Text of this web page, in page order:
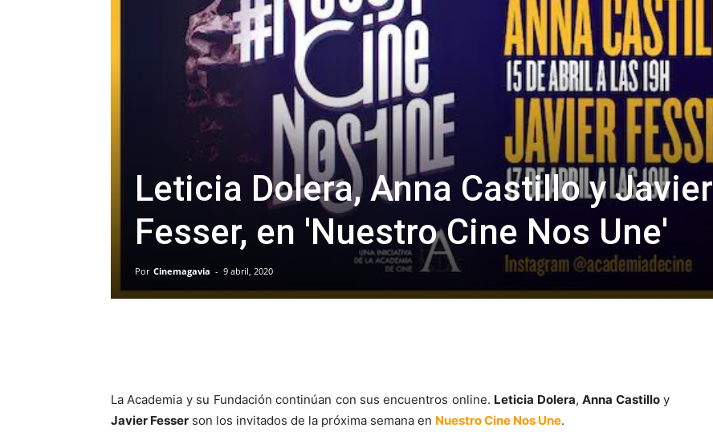
Leticia Dolera, Anna Castillo y Javier
Fesser, en 'Nuestro Cine Nos Une'
Por Cinemagavia - 9 abril, 2020
La Academia y su Fundación continúan con sus encuentros online. Leticia Dolera,Anna Castilloy
Javier Fesser son los invitados de la próxima semana en Nuestro Cine Nos Une.